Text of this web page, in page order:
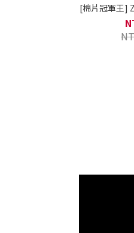
[棉片冠軍王]